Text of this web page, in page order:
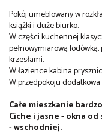
Pokój umeblowany w
książki i duże biurko.
W części kuchennej
pełnowymiarową
krzesłami.
W łazience kabina
W przedpokoju dodatkowa
Całe mieszkanie
Ciche i jasne - okna
- wschodniej.